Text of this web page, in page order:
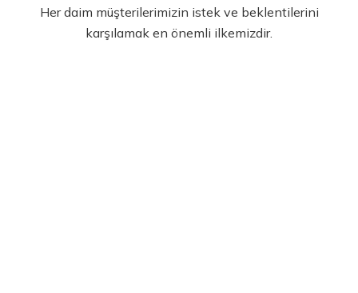
Her daim müşterilerimizin istek ve beklentilerini
karşılamak en önemli ilkemizdir.